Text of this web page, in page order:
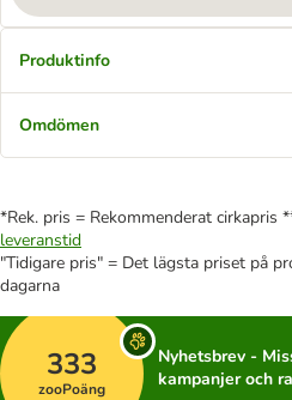
Produktinfo
Omdömen
*Rek. pris = Rekommenderat cirkapris
leveranstid
"Tidigare pris" = Det lägsta priset på
dagarna
333
zooPoäng
Nyhetsbrev -
kampanjer och